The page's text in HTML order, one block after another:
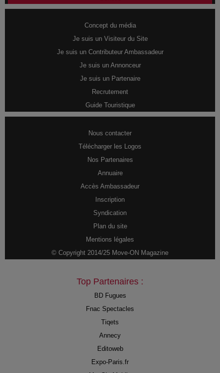
Concept du média
Je suis un Visiteur du Site
Je suis un Contributeur Ambassadeur
Je suis un Annonceur
Je suis un Partenaire
Recrutement
Guide Touristique
Nous contacter
Télécharger les Logos
Nos Partenaires
Annuaire
Accès Ambassadeur
Inscription
Syndication
Plan du site
Mentions légales
© Copyright 2014/25 Move-ON Magazine
Top Partenaires :
BD Fugues
Fnac Spectacles
Tiqets
Annecy
Editoweb
Expo-Paris.fr